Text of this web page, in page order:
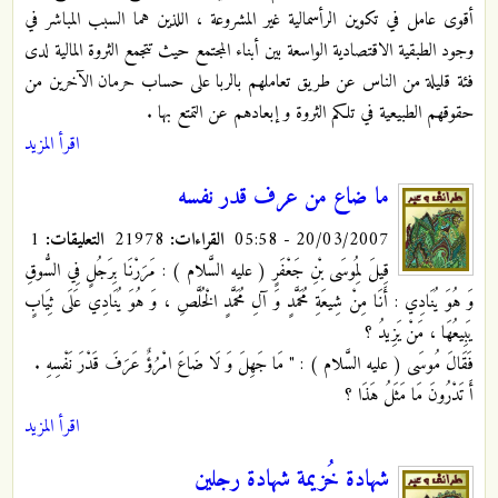
أقوى عامل في تكوين الرأسمالية غير المشروعة ، اللذين هما السبب المباشر في
وجود الطبقية الاقتصادية الواسعة بين أبناء المجتمع حيث تتجمع الثروة المالية لدى
فئة قليلة من الناس عن طريق تعاملهم بالربا على حساب حرمان الآخرين من
حقوقهم الطبيعية في تلكم الثروة و إبعادهم عن التمتع بها .
اقرأ المزيد
ما ضاع من عرف قدر نفسه
20/03/2007 - 05:58 القراءات: التعليقات:
قِيلَ لِمُوسَى بْنِ جَعْفَرٍ ( عليه السَّلام ) : مَرَرْنَا بِرَجُلٍ فِي السُّوقِ
وَ هُوَ يُنَادِي : أَنَا مِنْ شِيعَةِ مُحَمَّدٍ وَ آلِ مُحَمَّدٍ الْخُلَّصِ ، وَ هُوَ يُنَادِي عَلَى ثِيَابٍ
يَبِيعُهَا ، مَنْ يَزِيدُ ؟
فَقَالَ مُوسَى ( عليه السَّلام ) : " مَا جَهِلَ وَ لَا ضَاعَ امْرُؤٌ عَرَفَ قَدْرَ نَفْسِهِ .
أَ تَدْرُونَ مَا مَثَلُ هَذَا ؟
اقرأ المزيد
شهادة خُزيمة شهادة رجلين